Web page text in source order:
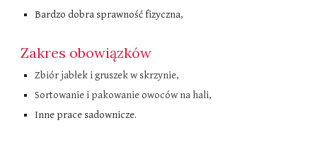
Bardzo dobra sprawność fizyczna,
Zakres obowiązków
Zbiór jabłek i gruszek w skrzynie,
Sortowanie i pakowanie owoców na hali,
Inne prace sadownicze.